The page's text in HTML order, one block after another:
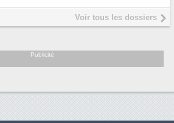
Interview de Fabrice Coquio,
président de Digital Realty...
soutient les...
Voir tous les dossiers
Publicité